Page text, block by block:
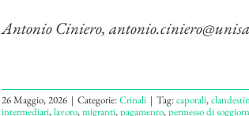
Antonio Ciniero,
26 Maggio, 2026 | Categorie:Crinali | Tag:caporali,
intermediari,lavoro,migranti,pagamento,permesso di